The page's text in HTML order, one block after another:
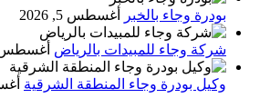
بودرة وجاء بالخبر أغسطس 5, 2026
شركة وجاء للمبيدات بالرياض أغسطس 1,
وكيل بودرة وجاء المنطقة الشرقية